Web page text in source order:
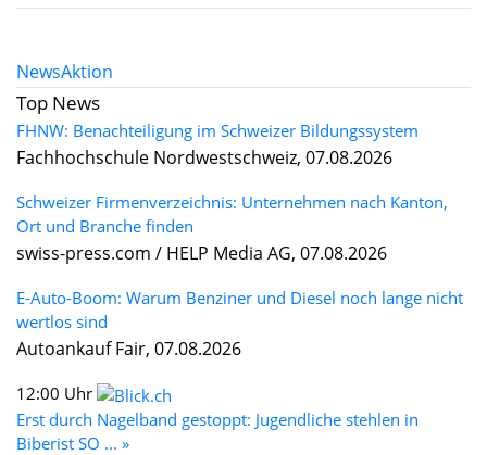
NewsAktion
Top News
FHNW: Benachteiligung im Schweizer Bildungssystem
Fachhochschule Nordwestschweiz, 07.08.2026
Schweizer Firmenverzeichnis: Unternehmen nach Kanton,
Ort und Branche finden
swiss-press.com / HELP Media AG, 07.08.2026
E-Auto-Boom: Warum Benziner und Diesel noch lange nicht
wertlos sind
Autoankauf Fair, 07.08.2026
12:00 Uhr
Erst durch Nagelband gestoppt: Jugendliche stehlen in
Biberist SO ... »